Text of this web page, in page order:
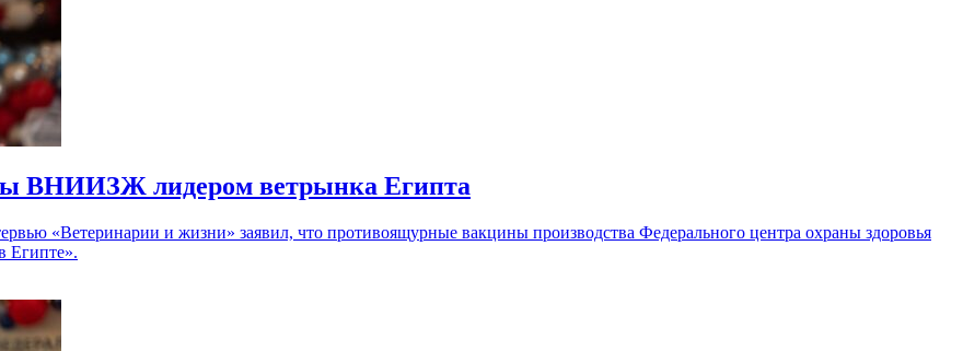
ВНИИЗЖ лидером ветрынка Египта
«Ветеринарии и жизни» заявил, что противоящурные вакцины производства Федерального центра охраны здоровья
Египте».